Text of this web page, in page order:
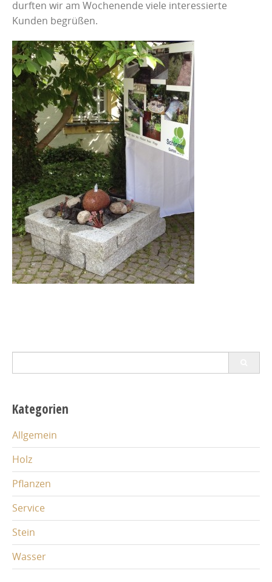
durften wir am Wochenende viele interessierte
Kunden begrüßen.
for:
Kategorien
Allgemein
Holz
Pflanzen
Service
Stein
Wasser